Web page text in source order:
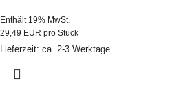
Enthält 19% MwSt.
29,49 EUR pro Stück
Lieferzeit: ca. 2-3 Werktage